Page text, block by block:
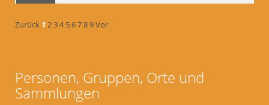
Zurück 1234 56789Vor
Personen, Gruppen, Orte und
Sammlungen